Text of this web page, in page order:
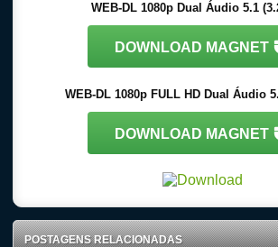
WEB-DL 1080p Dual Áudio 5.1
DOWNLOAD MAGNET
WEB-DL 1080p FULL HD Dual Áudio
DOWNLOAD MAGNET
POSTAGENS RELACIONADAS